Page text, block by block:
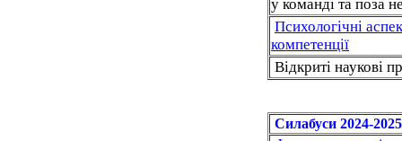
у команді та поза
Психологічні
компетенції
Відкриті наукові
Силабуси 2024-